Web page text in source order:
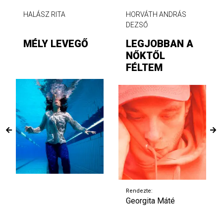
HALÁSZ RITA
MÉLY LEVEGŐ
HORVÁTH ANDRÁS
DEZSŐ
LEGJOBBAN A
NŐKTŐL
FÉLTEM
Rendezte:
Georgita Máté